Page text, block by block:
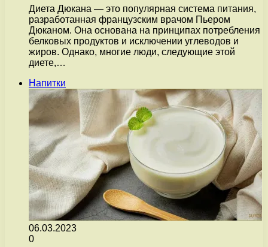
Диета Дюкана — это популярная система питания,
разработанная французским врачом Пьером
Дюканом. Она основана на принципах потребления
белковых продуктов и исключении углеводов и
жиров. Однако, многие люди, следующие этой
диете,…
Напитки
06.03.2023
0